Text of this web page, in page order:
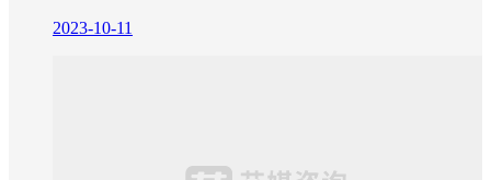
2023-10-11